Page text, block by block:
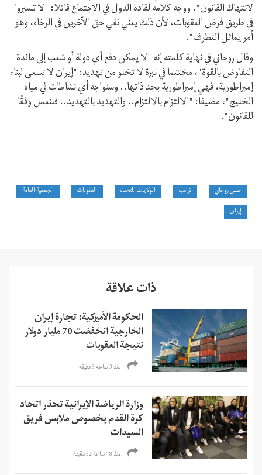
لانتهاك القانون". ووجه كلامه لقادة الدول في الاجتماع قائلا: "لا تسيروا
في طريق فرض العقوبات، لأن ذلك يعني نفي حق الآخرين في الرخاء، وهو
أمر يماثل التطرف".
وقال روحاني في نهاية كلمته إنه "لا يمكن دفع أي دولة أو شعب إلى مائدة
التفاوض بالقوة"، مختتما في نبرة لا تخلو من تهديد: "إيران لا تسعى لبناء
إمبراطورية، فهي إمبراطورية بحد ذاتها.. وسنواجه أي نشاطات في مياه
الخليج"، مضيفا: "الالتزام بالالتزام.. والتهديد بالتهديد.. فلنعمل وفقًا
للقانون".
حسن روحاني ترامب الولايات المتحدة العقوبات
الجمعية العامة
إيران
ذات علاقة
الحكومة الأميركية: تجارة إيران
الخارجية انخفضت 70 مليار دولار
نتيجة العقوبات
منذ 3 ساعة 3 دقیقة
وزارة الرياضة الإيرانية تحذر اتحاد
كرة القدم بخصوص ملابس فريق
السيدات
منذ 18 ساعة 32 دقیقة